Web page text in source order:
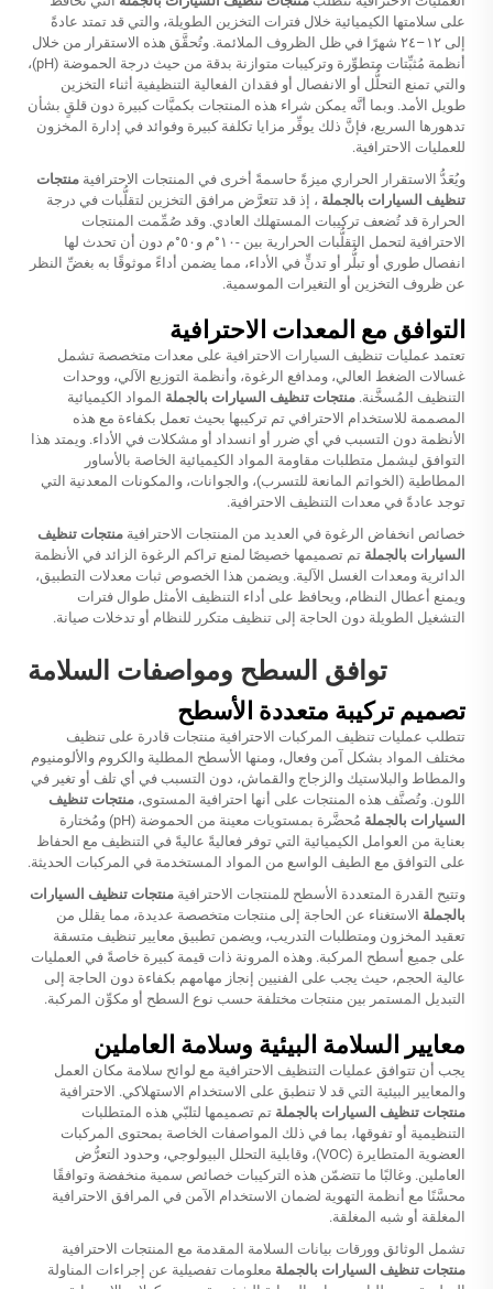
على سلامتها الكيميائية خلال فترات التخزين الطويلة، والتي قد تمتد عادةً
إلى ١٢–٢٤ شهرًا في ظل الظروف الملائمة. وتُحقَّق هذه الاستقرار من خلال
أنظمة مُثبِّتات متطوِّرة وتركيبات متوازنة بدقة من حيث درجة الحموضة (pH)،
والتي تمنع التحلُّل أو الانفصال أو فقدان الفعالية التنظيفية أثناء التخزين
طويل الأمد. وبما أنَّه يمكن شراء هذه المنتجات بكميَّات كبيرة دون قلقٍ بشأن
تدهورها السريع، فإنَّ ذلك يوفِّر مزايا تكلفة كبيرة وفوائد في إدارة المخزون
للعمليات الاحترافية.
ويُعَدُّ الاستقرار الحراري ميزةً حاسمةً أخرى في المنتجات الاحترافية منتجات
تنظيف السيارات بالجملة ، إذ قد تتعرَّض مرافق التخزين لتقلُّبات في درجة
الحرارة قد تُضعف تركيبات المستهلك العادي. وقد صُمِّمت المنتجات
الاحترافية لتحمل التقلُّبات الحرارية بين -١٠°م و٥٠°م دون أن تحدث لها
انفصال طوري أو تبلُّر أو تدنٍّ في الأداء، مما يضمن أداءً موثوقًا به بغضِّ النظر
عن ظروف التخزين أو التغيرات الموسمية.
التوافق مع المعدات الاحترافية
تعتمد عمليات تنظيف السيارات الاحترافية على معدات متخصصة تشمل
غسالات الضغط العالي، ومدافع الرغوة، وأنظمة التوزيع الآلي، ووحدات
التنظيف المُسخَّنة. منتجات تنظيف السيارات بالجملة المواد الكيميائية
المصممة للاستخدام الاحترافي تم تركيبها بحيث تعمل بكفاءة مع هذه
الأنظمة دون التسبب في أي ضرر أو انسداد أو مشكلات في الأداء. ويمتد هذا
التوافق ليشمل متطلبات مقاومة المواد الكيميائية الخاصة بالأساور
المطاطية (الخواتم المانعة للتسرب)، والجوانات، والمكونات المعدنية التي
توجد عادةً في معدات التنظيف الاحترافية.
خصائص انخفاض الرغوة في العديد من المنتجات الاحترافية منتجات تنظيف
السيارات بالجملة تم تصميمها خصيصًا لمنع تراكم الرغوة الزائد في الأنظمة
الدائرية ومعدات الغسل الآلية. ويضمن هذا الخصوص ثبات معدلات التطبيق،
ويمنع أعطال النظام، ويحافظ على أداء التنظيف الأمثل طوال فترات
التشغيل الطويلة دون الحاجة إلى تنظيف متكرر للنظام أو تدخلات صيانة.
توافق السطح ومواصفات السلامة
تصميم تركيبة متعددة الأسطح
تتطلب عمليات تنظيف المركبات الاحترافية منتجات قادرة على تنظيف
مختلف المواد بشكل آمن وفعال، ومنها الأسطح المطلية والكروم والألومنيوم
والمطاط والبلاستيك والزجاج والقماش، دون التسبب في أي تلف أو تغير في
اللون. وتُصنَّف هذه المنتجات على أنها احترافية المستوى، منتجات تنظيف
السيارات بالجملة
مُحضَّرة بمستويات معينة من الحموضة (pH) ومُختارة
بعناية من العوامل الكيميائية التي توفر فعاليةً عاليةً في التنظيف مع الحفاظ
على التوافق مع الطيف الواسع من المواد المستخدمة في المركبات الحديثة.
وتتيح القدرة المتعددة الأسطح للمنتجات الاحترافية منتجات تنظيف السيارات
بالجملة الاستغناء عن الحاجة إلى منتجات متخصصة عديدة، مما يقلل من
تعقيد المخزون ومتطلبات التدريب، ويضمن تطبيق معايير تنظيف متسقة
على جميع أسطح المركبة. وهذه المرونة ذات قيمة كبيرة خاصةً في العمليات
عالية الحجم، حيث يجب على الفنيين إنجاز مهامهم بكفاءة دون الحاجة إلى
التبديل المستمر بين منتجات مختلفة حسب نوع السطح أو مكوِّن المركبة.
معايير السلامة البيئية وسلامة العاملين
يجب أن تتوافق عمليات التنظيف الاحترافية مع لوائح سلامة مكان العمل
والمعايير البيئية التي قد لا تنطبق على الاستخدام الاستهلاكي. الاحترافية
منتجات تنظيف السيارات بالجملة تم تصميمها لتلبّي هذه المتطلبات
التنظيمية أو تفوقها، بما في ذلك المواصفات الخاصة بمحتوى المركبات
العضوية المتطايرة (VOC)، وقابلية التحلل البيولوجي، وحدود التعرُّض
العاملين. وغالبًا ما تتضمّن هذه التركيبات خصائص سمية منخفضة وتوافقًا
محسَّنًا مع أنظمة التهوية لضمان الاستخدام الآمن في المرافق الاحترافية
المغلقة أو شبه المغلقة.
تشمل الوثائق وورقات بيانات السلامة المقدمة مع المنتجات الاحترافية
منتجات تنظيف السيارات بالجملة معلومات تفصيلية عن إجراءات المناولة